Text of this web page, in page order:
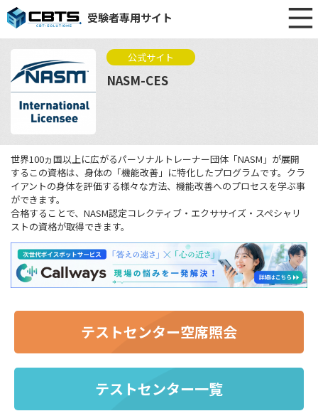
受験者専用サイト
公式サイト
NASM-CES
世界100ヵ国以上に広がるパーソナルトレーナー団体「NASM」が展開
するこの資格は、身体の「機能改善」に特化したプログラムです。クラ
イアントの身体を評価する様々な方法、機能改善へのプロセスを学ぶ事
ができます。
合格することで、NASM認定コレクティブ・エクササイズ・スペシャリ
ストの資格が取得できます。
テストセンター空席照会
テストセンター一覧